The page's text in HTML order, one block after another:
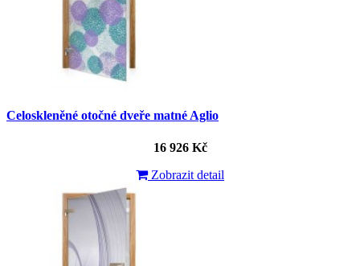
Celoskleněné otočné dveře matné Aglio
16 926 Kč
Zobrazit detail